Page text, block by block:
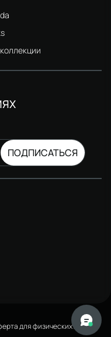
ПОДПИСАТЬСЯ
для физических лиц